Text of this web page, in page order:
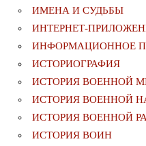
ИМЕНА И СУДЬБЫ
ИНТЕРНЕТ-
ИНФОРМАЦИОННОЕ
ИСТОРИОГРАФИЯ
ИСТОРИЯ ВОЕННОЙ
ИСТОРИЯ ВОЕННОЙ
ИСТОРИЯ ВОЕННОЙ
ИСТОРИЯ ВОИН